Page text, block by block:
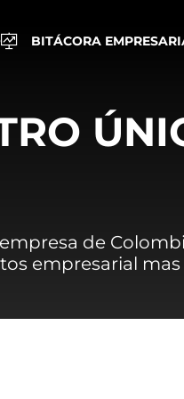
BITÁCORA
de
empresarial